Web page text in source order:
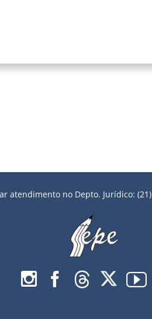
atendimento no Depto. Jurídico: